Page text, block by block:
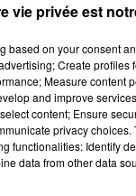
de
abordable
vie privée est
based on your consent
Create
Measure content
and improve
content; Ensure
privacy
functionalities: Identify
data from other data